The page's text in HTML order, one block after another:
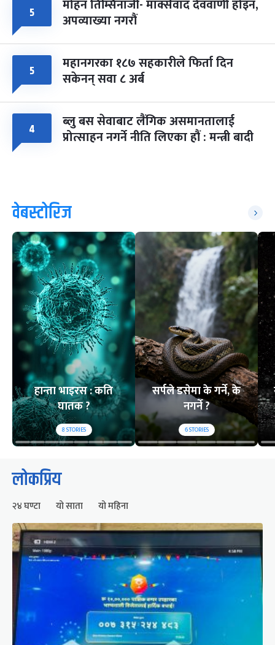
५ मोहन तिम्सिनाजी- मार्क्सवाद देववाणी होइन,
अपव्याख्या नगरौं
५ महानगरका १८७ सहकारीले फिर्ता दिन
सकेनन् सवा ८ अर्ब
४ ब्लु बस सेवाबाट लैंगिक असमानतालाई
प्रोत्साहन नगर्ने नीति लिएका हौं : मन्त्री बादी
वेबस्टोरिज
हान्ता भाइरस : कति
घातक ?
8STORIES
सर्पले डसेमा के गर्ने, के
नगर्ने ?
6STORIES
लोकप्रिय
२४ घण्टा यो साता यो महिना